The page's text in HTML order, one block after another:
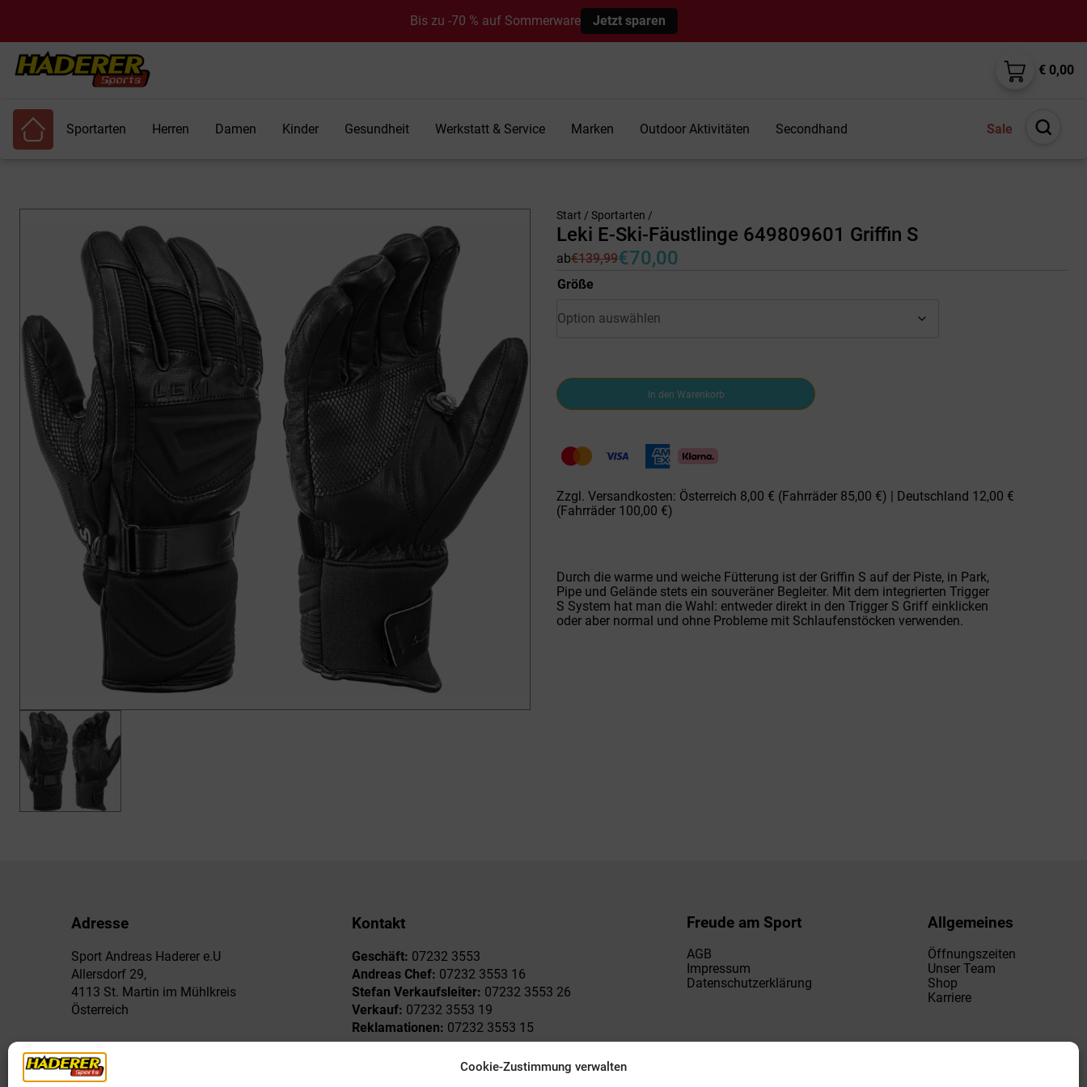
Cookie-Zustimmung verwalten
Bis zu -70 % auf Sommerware Jetzt sparen
€ 0,00
Sportarten Herren Damen Kinder Gesundheit Werkstatt & Service Marken Outdoor Aktivitäten Secondhand Sale
Suche
Start / Sportarten /
Leki E-Ski-Fäustlinge 649809601 Griffin S
ab€139,99
Ursprünglicher
Preis
war:
€70,00
Aktueller
Preis
ist:
Größe
Leki
E-
Ski-
Griffin
In den Warenkorb
Zzgl. Versandkosten: Österreich 8,00 € (Fahrräder 85,00 €) | Deutschland 12,00 €
(Fahrräder 100,00 €)
Durch die warme und weiche Fütterung ist der Griffin S auf der Piste, in Park,
Pipe und Gelände stets ein souveräner Begleiter. Mit dem integrierten Trigger
S System hat man die Wahl: entweder direkt in den Trigger S Griff einklicken
oder aber normal und ohne Probleme mit Schlaufenstöcken verwenden.
Adresse
Sport Andreas Haderer e.U
Allersdorf 29,
4113 St. Martin im Mühlkreis
Österreich
Kontakt
Geschäft: 07232 3553
Andreas Chef: 07232 3553 16
Stefan Verkaufsleiter: 07232 3553 26
Verkauf: 07232 3553 19
Reklamationen: 07232 3553 15
Freude am Sport
AGB
Impressum
Datenschutzerklärung
Allgemeines
Öffnungszeiten
Unser Team
Shop
Karriere